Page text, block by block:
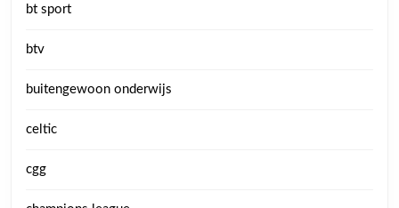
bt sport
btv
buitengewoon onderwijs
celtic
cgg